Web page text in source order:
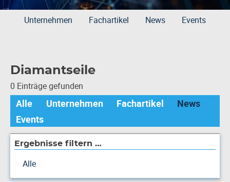
Unternehmen Fachartikel News Events
Diamantseile
0 Einträge gefunden
Alle Unternehmen Fachartikel
News
Events
Ergebnisse filtern …
Alle